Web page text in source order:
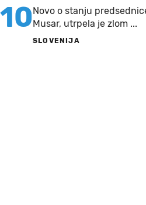
10Novo o stanju
Musar, utrpela je zlom ...
SLOVENIJA